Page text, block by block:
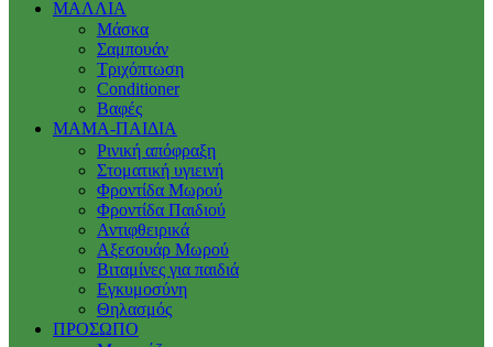
ΜΑΛΛΙΑ
Μάσκα
Σαμπουάν
Τριχόπτωση
Conditioner
Βαφές
ΜΑΜΑ-ΠΑΙΔΙΑ
Ρινική απόφραξη
Στοματική υγιεινή
Φροντίδα Μωρού
Φροντίδα Παιδιού
Αντιφθειρικά
Αξεσουάρ Μωρού
Βιταμίνες για παιδιά
Εγκυμοσύνη
Θηλασμός
ΠΡΟΣΩΠΟ